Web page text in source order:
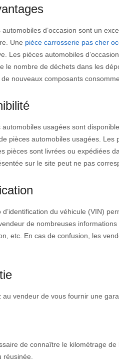
automobiles d’occasion sont un
Une pièce carrosserie pas cher
Les pièces automobiles
le nombre de déchets dans les
nouveaux composants
automobiles usagées sont
pièces automobiles usagées. Les
pièces sont livrées ou expédiées
sur le site peut ne pas
d’identification du véhicule (VIN)
de nombreuses
etc. En cas de confusion, les
au vendeur de vous fournir une
de connaître le kilométrage
réusinée.